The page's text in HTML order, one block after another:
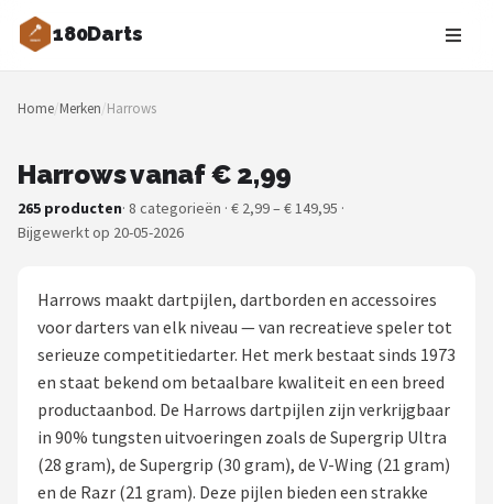
180Darts
Zoeken
NAVIGATIE
Merken
Dartspelers
Toernooien
Spelregels
Uitgooilijst
Home/Merken/Harrows
Harrows vanaf € 2,99
265 producten· 8 categorieën · € 2,99 – € 149,95 ·
Bijgewerkt op 20-05-2026
Harrows maakt dartpijlen, dartborden en accessoires
voor darters van elk niveau — van recreatieve speler tot
serieuze competitiedarter. Het merk bestaat sinds 1973
en staat bekend om betaalbare kwaliteit en een breed
productaanbod. De Harrows dartpijlen zijn verkrijgbaar
in 90% tungsten uitvoeringen zoals de Supergrip Ultra
(28 gram), de Supergrip (30 gram), de V-Wing (21 gram)
en de Razr (21 gram). Deze pijlen bieden een strakke